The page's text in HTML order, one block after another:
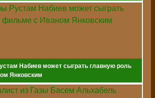
Набиев может сыграть главную роль
Янковским